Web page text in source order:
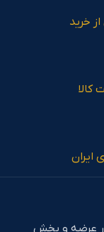
خرید
کالا
ایران
در عرضه و پخش